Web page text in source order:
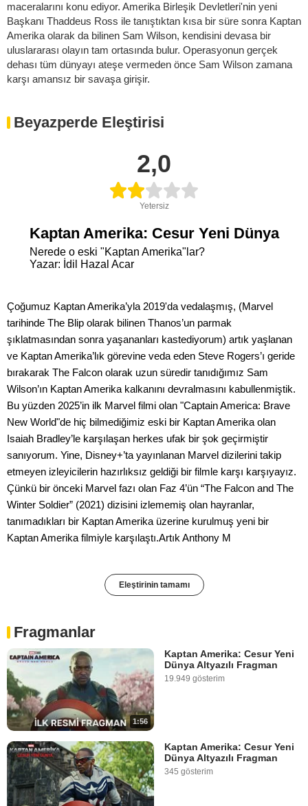
maceralarını konu ediyor. Amerika Birleşik Devletleri'nin yeni
Başkanı Thaddeus Ross ile tanıştıktan kısa bir süre sonra Kaptan
Amerika olarak da bilinen Sam Wilson, kendisini devasa bir
uluslararası olayın tam ortasında bulur. Operasyonun gerçek
dehası tüm dünyayı ateşe vermeden önce Sam Wilson zamana
karşı amansız bir savaşa girişir.
Beyazperde Eleştirisi
2,0
Yetersiz
Kaptan Amerika: Cesur Yeni Dünya
Nerede o eski "Kaptan Amerika"lar?
Yazar: İdil Hazal Acar
Çoğumuz Kaptan Amerika’yla 2019'da vedalaşmış, (Marvel
tarihinde The Blip olarak bilinen Thanos’un parmak
şıklatmasından sonra yaşananları kastediyorum) artık yaşlanan
ve Kaptan Amerika’lık görevine veda eden Steve Rogers’ı geride
bırakarak The Falcon olarak uzun süredir tanıdığımız Sam
Wilson’ın Kaptan Amerika kalkanını devralmasını kabullenmiştik.
Bu yüzden 2025’in ilk Marvel filmi olan "Captain America: Brave
New World"de hiç bilmediğimiz eski bir Kaptan Amerika olan
Isaiah Bradley’le karşılaşan herkes ufak bir şok geçirmiştir
sanıyorum. Yine, Disney+’ta yayınlanan Marvel dizilerini takip
etmeyen izleyicilerin hazırlıksız geldiği bir filmle karşı karşıyayız.
Çünkü bir önceki Marvel fazı olan Faz 4’ün “The Falcon and The
Winter Soldier” (2021) dizisini izlememiş olan hayranlar,
tanımadıkları bir Kaptan Amerika üzerine kurulmuş yeni bir
Kaptan Amerika filmiyle karşılaştı.Artık Anthony M
Eleştirinin tamamı
Fragmanlar
1:56
Kaptan Amerika: Cesur Yeni
Dünya Altyazılı Fragman
19.949 gösterim
Kaptan Amerika: Cesur Yeni
Dünya Altyazılı Fragman
345 gösterim